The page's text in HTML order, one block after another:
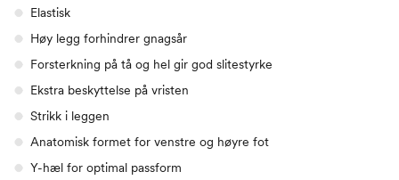
Elastisk
Høy legg forhindrer gnagsår
Forsterkning på tå og hel gir god slitestyrke
Ekstra beskyttelse på vristen
Strikk i leggen
Anatomisk formet for venstre og høyre fot
Y-hæl for optimal passform